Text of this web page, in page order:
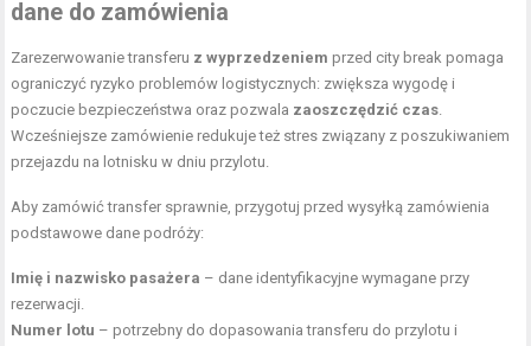
dane do zamówienia
Zarezerwowanie transferu z wyprzedzeniem przed city break pomaga
ograniczyć ryzyko problemów logistycznych: zwiększa wygodę i
poczucie bezpieczeństwa oraz pozwala zaoszczędzić czas.
Wcześniejsze zamówienie redukuje też stres związany z poszukiwaniem
przejazdu na lotnisku w dniu przylotu.
Aby zamówić transfer sprawnie, przygotuj przed wysyłką zamówienia
podstawowe dane podróży:
Imię i nazwisko pasażera – dane identyfikacyjne wymagane przy
rezerwacji.
Numer lotu – potrzebny do dopasowania transferu do przylotu i